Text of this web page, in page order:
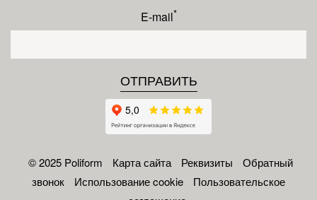
E-mail*
© 2025 Poliform Карта сайта Реквизиты
Обратный
звонок
Использование cookie
Пользовательское